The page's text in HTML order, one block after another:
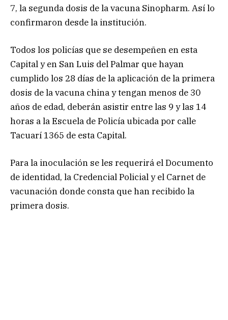
7, la segunda dosis de la vacuna Sinopharm. Así lo
confirmaron desde la institución.
Todos los policías que se desempeñen en esta
Capital y en San Luis del Palmar que hayan
cumplido los 28 días de la aplicación de la primera
dosis de la vacuna china y tengan menos de 30
años de edad, deberán asistir entre las 9 y las 14
horas a la Escuela de Policía ubicada por calle
Tacuarí 1365 de esta Capital.
Para la inoculación se les requerirá el Documento
de identidad, la Credencial Policial y el Carnet de
vacunación donde consta que han recibido la
primera dosis.